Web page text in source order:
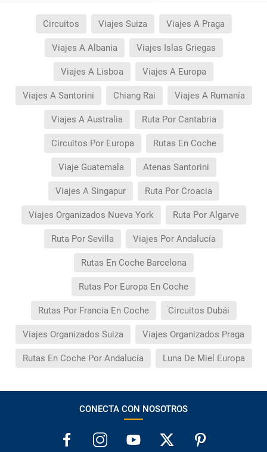
Circuitos Viajes Suiza Viajes A Praga
Viajes A Albania Viajes Islas Griegas
Viajes A Lisboa Viajes A Europa
Viajes A Santorini Chiang Rai Viajes A Rumanía
Viajes A Australia Ruta Por Cantabria
Circuitos Por Europa Rutas En Coche
Viaje Guatemala Atenas Santorini
Viajes A Singapur Ruta Por Croacia
Viajes Organizados Nueva York Ruta Por Algarve
Ruta Por Sevilla Viajes Por Andalucía
Rutas En Coche Barcelona
Rutas Por Europa En Coche
Rutas Por Francia En Coche Circuitos Dubái
Viajes Organizados Suiza Viajes Organizados Praga
Rutas En Coche Por Andalucía Luna De Miel Europa
CONECTA CON NOSOTROS